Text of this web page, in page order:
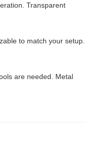
Transparent
to match your setup.
are needed. Metal